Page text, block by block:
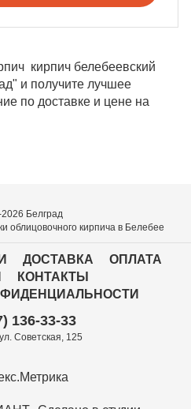
кирпич белебеевский
и получите лучшее
по доставке и цене на
Белград
облицовочного кирпича в Белебее
ДОСТАВКА
ОПЛАТА
КОНТАКТЫ
136-33-33
Советская, 125